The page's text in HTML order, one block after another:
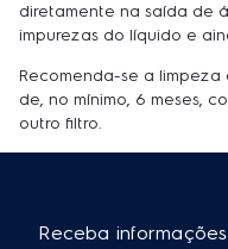
diretamente na saída de
impurezas do líquido e
Recomenda-se a limpeza
de, no mínimo, 6 meses,
outro filtro.
Receba